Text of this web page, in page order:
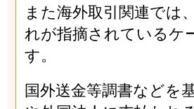
また海外取引関連では
れが指摘されているケ
す。
国外送金等調書などを